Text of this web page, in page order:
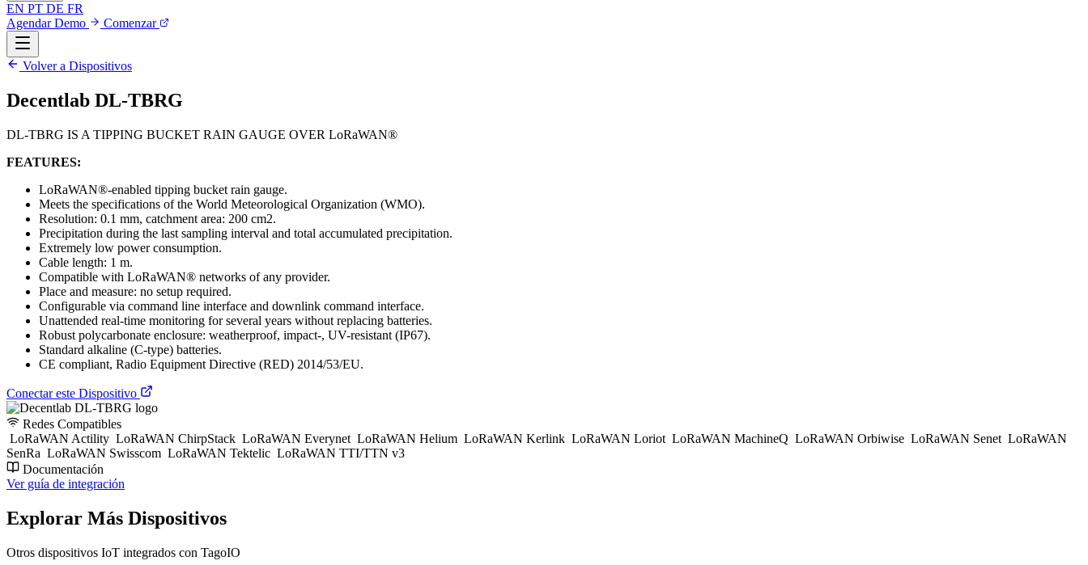
EN PT DE FR
Agendar Demo
Comenzar
Volver a Dispositivos
Decentlab DL-TBRG
DL-TBRG IS A TIPPING BUCKET RAIN GAUGE OVER LoRaWAN®
FEATURES:
LoRaWAN®-enabled tipping bucket rain gauge.
Meets the specifications of the World Meteorological Organization (WMO).
Resolution: 0.1 mm, catchment area: 200 cm2.
Precipitation during the last sampling interval and total accumulated precipitation.
Extremely low power consumption.
Cable length: 1 m.
Compatible with LoRaWAN® networks of any provider.
Place and measure: no setup required.
Configurable via command line interface and downlink command interface.
Unattended real-time monitoring for several years without replacing batteries.
Robust polycarbonate enclosure: weatherproof, impact-, UV-resistant (IP67).
Standard alkaline (C-type) batteries.
CE compliant, Radio Equipment Directive (RED) 2014/53/EU.
Conectar este Dispositivo
Redes Compatibles
LoRaWAN Actility LoRaWAN ChirpStack LoRaWAN Everynet LoRaWAN Helium LoRaWAN Kerlink LoRaWAN Loriot LoRaWAN MachineQ LoRaWAN Orbiwise LoRaWAN Senet LoRaWAN
SenRa LoRaWAN Swisscom LoRaWAN Tektelic LoRaWAN TTI/TTN v3
Documentación
Ver guía de integración
Explorar Más Dispositivos
Otros dispositivos IoT integrados con TagoIO